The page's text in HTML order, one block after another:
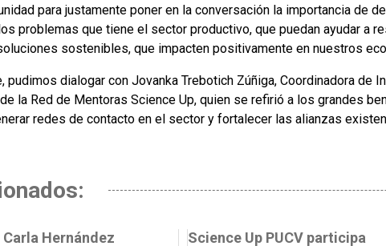
para justamente poner en la conversación la importancia de
problemas que tiene el sector productivo, que puedan ayudar a
sostenibles, que impacten positivamente en nuestros
pudimos dialogar con Jovanka Trebotich Zúñiga, Coordinadora de
la Red de Mentoras Science Up, quien se refirió a los grandes
redes de contacto en el sector y fortalecer las alianzas
Carla Hernández
Science Up PUCV participa